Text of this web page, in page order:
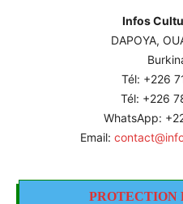
Infos
DAPOYA,
Tél: +226
Tél: +226
WhatsApp:
Email:
PROTECTION